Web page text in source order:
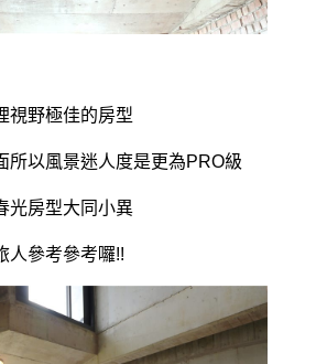
視野極佳的房型
所以風景迷人度是更為PRO級
光房型大同小異
人參考參考囉!!